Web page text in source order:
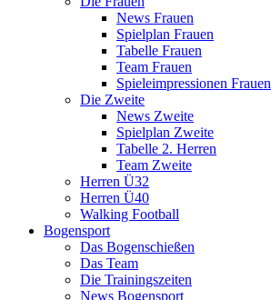
News Frauen
Spielplan Frauen
Tabelle Frauen
Team Frauen
Spieleimpressionen Frauen
Die Zweite
News Zweite
Spielplan Zweite
Tabelle 2. Herren
Team Zweite
Herren Ü32
Herren Ü40
Walking Football
Bogensport
Das Bogenschießen
Das Team
Die Trainingszeiten
News Bogensport